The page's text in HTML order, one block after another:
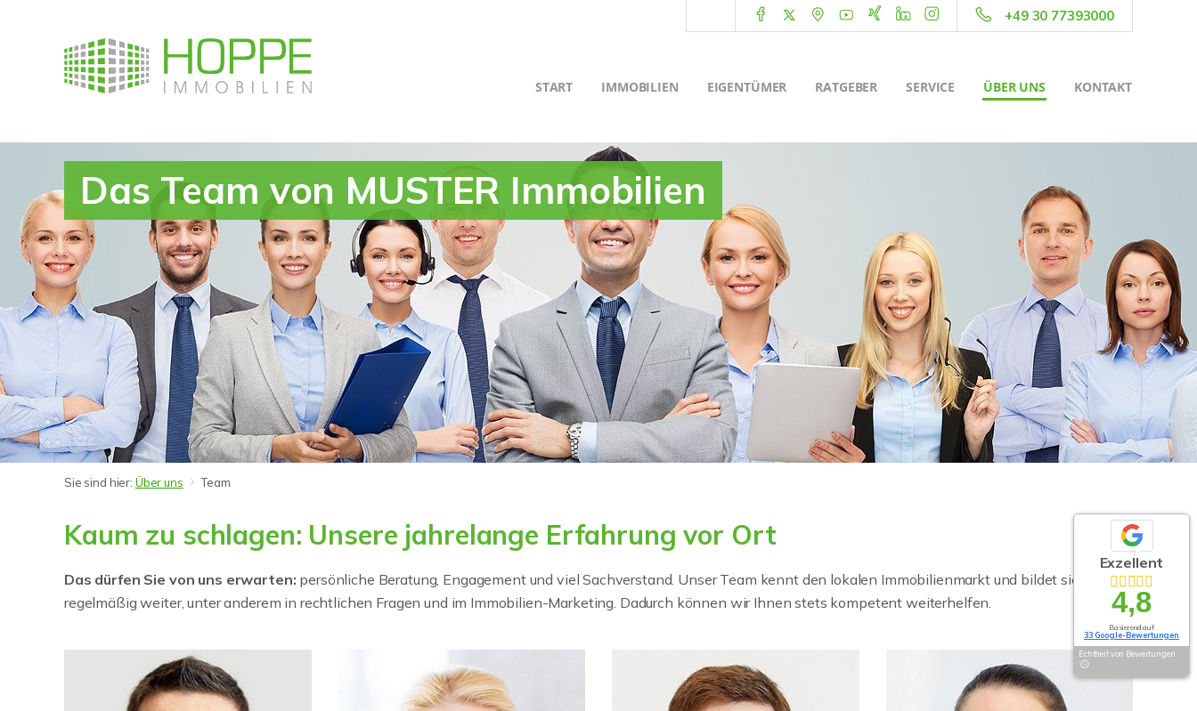
+49 30 77393000
START IMMOBILIEN EIGENTÜMER RATGEBER SERVICE ÜBER UNS KONTAKT
Das Team von MUSTER Immobilien
Sie sind hier: Über uns Team
Kaum zu schlagen: Unsere jahrelange Erfahrung vor Ort
Das dürfen Sie von uns erwarten: persönliche Beratung, Engagement und viel Sachverstand. Unser Team kennt den lokalen Immobilienmarkt und bildet sich
regelmäßig weiter, unter anderem in rechtlichen Fragen und im Immobilien-Marketing. Dadurch können wir Ihnen stets kompetent weiterhelfen.
Exzellent
4,8
Basierend auf
33 Google-Bewertungen
Echtheit von Bewertungen